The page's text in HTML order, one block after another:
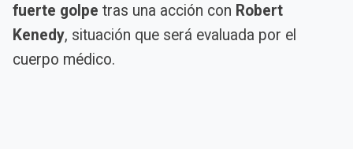
fuerte golpe tras una acción con Robert
Kenedy, situación que será evaluada por el
cuerpo médico.